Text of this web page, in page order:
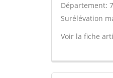
Département:
Surélévation
Voir la fiche